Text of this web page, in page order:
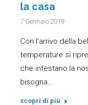
la casa
7 Gennaio 2019
Con l’arrivo della
temperature si
che infestano la
bisogna…
scopri di più